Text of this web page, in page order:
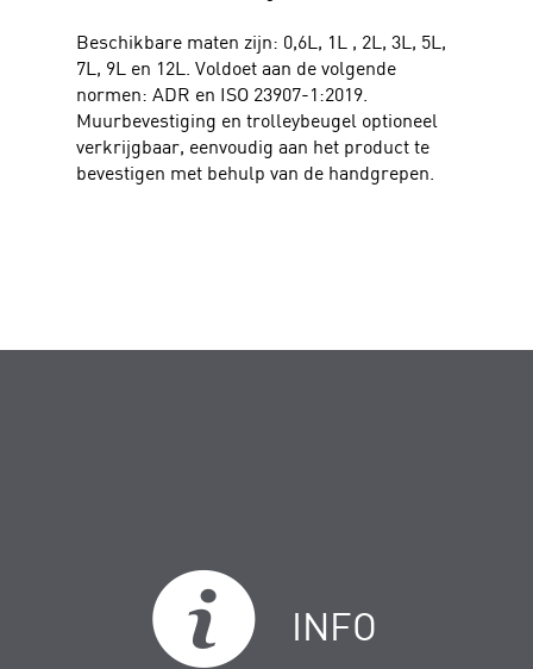
Beschikbare maten zijn: 0,6L, 1L , 2L, 3L, 5L,
7L, 9L en 12L. Voldoet aan de volgende
normen: ADR en ISO 23907-1:2019.
Muurbevestiging en trolleybeugel optioneel
verkrijgbaar, eenvoudig aan het product te
bevestigen met behulp van de handgrepen.
INFO